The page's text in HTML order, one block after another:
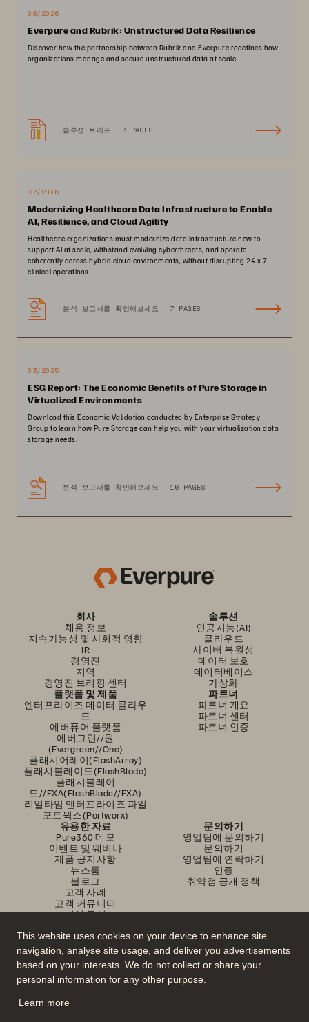
This website uses cookies on your device to enhance site
navigation, analyse site usage, and deliver you advertisements
based on your interests. We do not collect or share your
personal information for any other purpose.
Learn more
08/2026
Everpure and Rubrik: Unstructured Data Resilience
Discover how the partnership between Rubrik and Everpure redefines how
organizations manage and secure unstructured data at scale.
솔루션 브리프 3 PAGES
07/2026
Modernizing Healthcare Data Infrastructure to Enable
AI, Resilience, and Cloud Agility
Healthcare organizations must modernize data infrastructure now to
support AI at scale, withstand evolving cyberthreats, and operate
coherently across hybrid cloud environments, without disrupting 24 x 7
clinical operations.
분석 보고서를 확인해보세요 7 PAGES
03/2025
ESG Report: The Economic Benefits of Pure Storage in
Virtualized Environments
Download this Economic Validation conducted by Enterprise Strategy
Group to learn how Pure Storage can help you with your virtualization data
storage needs.
분석 보고서를 확인해보세요 16 PAGES
회사
채용 정보
지속가능성 및 사회적 영향
IR
경영진
지역
경영진 브리핑 센터
솔루션
인공지능(AI)
클라우드
사이버 복원성
데이터 보호
데이터베이스
가상화
플랫폼 및 제품
엔터프라이즈 데이터 클라우
드
에버퓨어 플랫폼
에버그린//원
(Evergreen//One)
플래시어레이(FlashArray)
플래시블레이드(FlashBlade)
플래시블레이
드//EXA(FlashBlade//EXA)
리얼타임 엔터프라이즈 파일
포트웍스(Portworx)
파트너
파트너 개요
파트너 센터
파트너 인증
유용한 자료
Pure360 데모
이벤트 및 웨비나
제품 공지사항
뉴스룸
블로그
고객 사례
고객 커뮤니티
지식 문서
문의하기
영업팀에 문의하기
문의하기
영업팀에 연락하기
인증
취약점 공개 정책
문의하기
에버퓨어(Everpure) 공식 소셜미디어 팔로우하기